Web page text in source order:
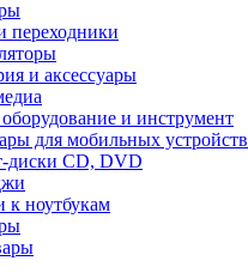
переходники
и аксессуары
и инструмент
для мобильных устройств
диски CD, DVD
к ноутбукам